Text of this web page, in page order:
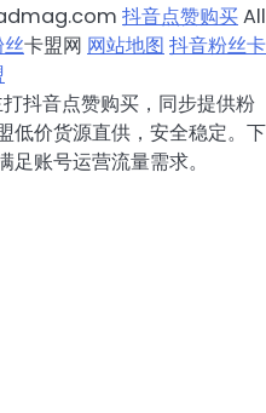
抖音点赞购买All
丝卡盟网 网站地图 抖音粉丝卡
抖音点赞购买，同步提供粉
低价货源直供，安全稳定。下
账号运营流量需求。